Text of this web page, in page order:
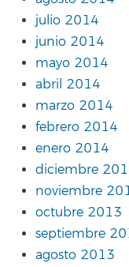
julio 2014
junio 2014
mayo 2014
abril 2014
marzo 2014
febrero 2014
enero 2014
diciembre
noviembre
octubre 2013
septiembre
agosto 2013